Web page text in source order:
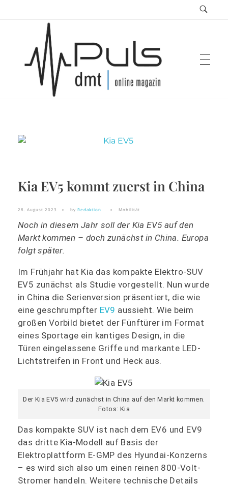
Puls Magazin
Zukunft der Mobilität
Kia EV5 kommt zuerst in China
28. August 2023 by Redaktion Mobilität
Noch in diesem Jahr soll der Kia EV5 auf den
Markt kommen – doch zunächst in China. Europa
folgt später.
Im Frühjahr hat Kia das kompakte Elektro-SUV
EV5 zunächst als Studie vorgestellt. Nun wurde
in China die Serienversion präsentiert, die wie
eine geschrumpfter EV9 aussieht. Wie beim
großen Vorbild bietet der Fünftürer im Format
eines Sportage ein kantiges Design, in die
Türen eingelassene Griffe und markante LED-
Lichtstreifen in Front und Heck aus.
Der Kia EV5 wird zunächst in China auf den Markt kommen.
Fotos: Kia
Das kompakte SUV ist nach dem EV6 und EV9
das dritte Kia-Modell auf Basis der
Elektroplattform E-GMP des Hyundai-Konzerns
– es wird sich also um einen reinen 800-Volt-
Stromer handeln. Weitere technische Details